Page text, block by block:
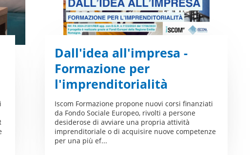
Dall'idea all'impresa -
Formazione per
l'imprenditorialità
Iscom Formazione propone nuovi corsi finanziati
da Fondo Sociale Europeo, rivolti a persone
desiderose di avviare una propria attività
imprenditoriale o di acquisire nuove competenze
per una più ef...